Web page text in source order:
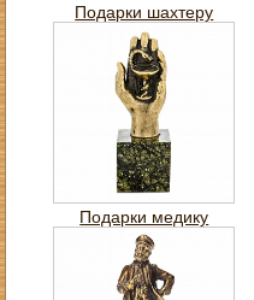
Подарки шахтеру
Подарки медику